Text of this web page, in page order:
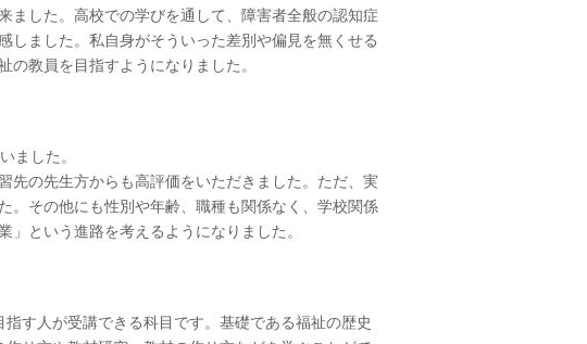
ました。高校での学びを通して、障害者全般の認知症
しました。私自身がそういった差別や偏見を無くせる
教員を目指すようになりました。
ました。
先の先生方からも高評価をいただきました。ただ、実
。その他にも性別や年齢、職種も関係なく、学校関係
という進路を考えるようになりました。
す人が受講できる科目です。基礎である福祉の歴史